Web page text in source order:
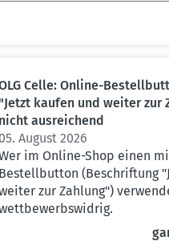
Celle: Online-
kaufen und weiter zur
nicht ausrei­chend
05. August 2026
im Online-Shop einen
Bestellbutton (Beschriftung
zur Zahlung")